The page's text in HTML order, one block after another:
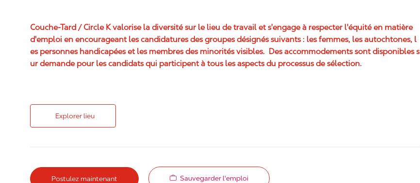
Couche-Tard / Circle K valorise la diversité sur le lieu de travail et s'engage à respecter l'équité en matière
d'emploi en encourageant les candidatures des groupes désignés suivants : les femmes, les autochtones, l
es personnes handicapées et les membres des minorités visibles. Des accommodements sont disponibles s
ur demande pour les candidats qui participent à tous les aspects du processus de sélection.
Explorer lieu
Postulez maintenant Sauvegarder l'emploi